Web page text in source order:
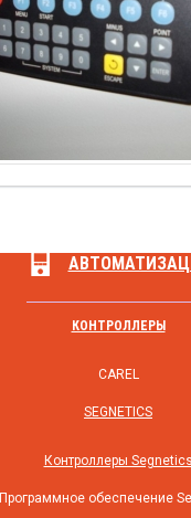
КОНТРОЛЛЕРЫ
CAREL
SEGNETICS
Контроллеры Segnetics
Программное обеспечение